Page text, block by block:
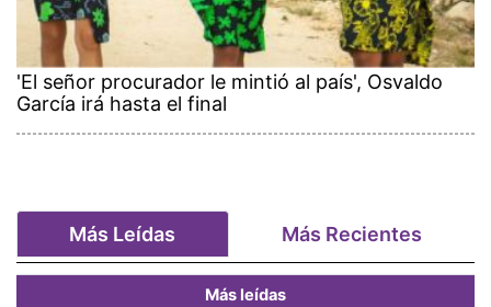
'El señor procurador le mintió al país', Osvaldo
García irá hasta el final
Más Leídas Más Recientes
Más leídas